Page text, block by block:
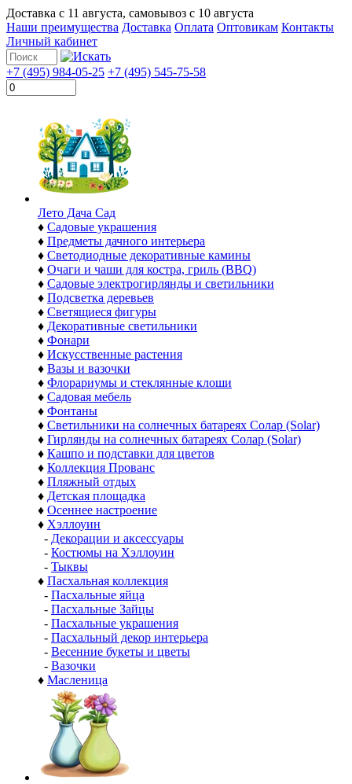
Доставка с 11 августа, самовывоз с 10 августа
Наши преимущества Доставка Оплата Оптовикам Контакты
Личный кабинет
+7 (495) 984-05-25 +7 (495) 545-75-58
Лето Дача Сад
♦ Садовые украшения
♦ Предметы дачного интерьера
♦ Светодиодные декоративные камины
♦ Очаги и чаши для костра, гриль (BBQ)
♦ Садовые электрогирлянды и светильники
♦ Подсветка деревьев
♦ Светящиеся фигуры
♦ Декоративные светильники
♦ Фонари
♦ Искусственные растения
♦ Вазы и вазочки
♦ Флорариумы и стеклянные клоши
♦ Садовая мебель
♦ Фонтаны
♦ Светильники на солнечных батареях Солар (Solar)
♦ Гирлянды на солнечных батареях Солар (Solar)
♦ Кашпо и подставки для цветов
♦ Коллекция Прованс
♦ Пляжный отдых
♦ Детская площадка
♦ Осеннее настроение
♦ Хэллоуин
- Декорации и аксессуары
- Костюмы на Хэллоуин
- Тыквы
♦ Пасхальная коллекция
- Пасхальные яйца
- Пасхальные Зайцы
- Пасхальные украшения
- Пасхальный декор интерьера
- Весенние букеты и цветы
- Вазочки
♦ Масленица